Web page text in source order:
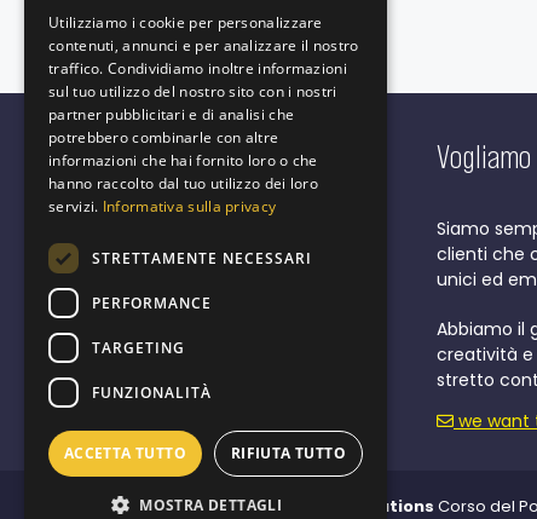
20831 Seregno MB Italia
tel +39 0362 827347
e-Mail hello@nyxsolutions.it
P.I. IT08071680964
REA MB - 2600702
Siamo
clienti che
unici ed
Abbiamo il
creatività e
stretto
we want
© 2023 Nyx Solutions Corso del
Utilizziamo i cookie per personalizzare
contenuti, annunci e per analizzare il nostro
traffico. Condividiamo inoltre informazioni
sul tuo utilizzo del nostro sito con i nostri
partner pubblicitari e di analisi che
potrebbero combinarle con altre
informazioni che hai fornito loro o che
hanno raccolto dal tuo utilizzo dei loro
servizi. Informativa sulla privacy
STRETTAMENTE NECESSARI
PERFORMANCE
TARGETING
FUNZIONALITÀ
ACCETTA TUTTO RIFIUTA TUTTO
MOSTRA DETTAGLI